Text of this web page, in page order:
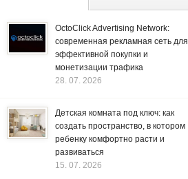
OctoClick Advertising Network:
современная рекламная сеть для
эффективной покупки и
монетизации трафика
28. 07. 2026
Детская комната под ключ: как
создать пространство, в котором
ребенку комфортно расти и
развиваться
15. 07. 2026